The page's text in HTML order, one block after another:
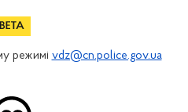
режимі vdz@cn.police.gov.ua